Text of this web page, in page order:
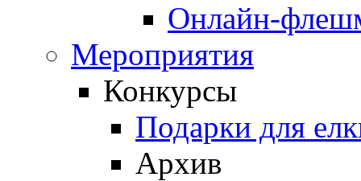
Онлайн-
Мероприятия
Конкурсы
Подарки для
Архив